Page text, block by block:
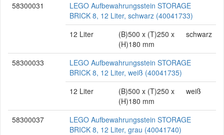
58300031
LEGO Aufbewahrungsstein STORAGE
BRICK 8, 12 Liter, schwarz (40041733)
12 Liter
(B)500 x (T)250 x
(H)180 mm
schwarz
58300033
LEGO Aufbewahrungsstein STORAGE
BRICK 8, 12 Liter, weiß (40041735)
12 Liter
(B)500 x (T)250 x
(H)180 mm
weiß
58300037
LEGO Aufbewahrungsstein STORAGE
BRICK 8, 12 Liter, grau (40041740)